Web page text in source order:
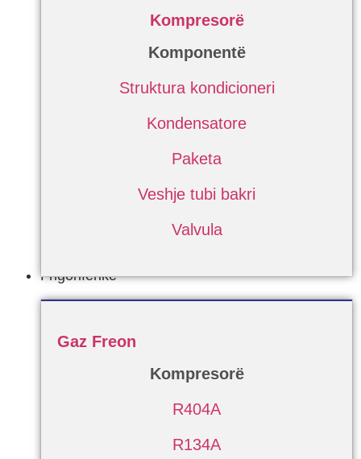
Kompresorë
Komponentë
Struktura kondicioneri
Kondensatore
Paketa
Veshje tubi bakri
Valvula
Frigoriferike
Gaz Freon
Kompresorë
R404A
R134A